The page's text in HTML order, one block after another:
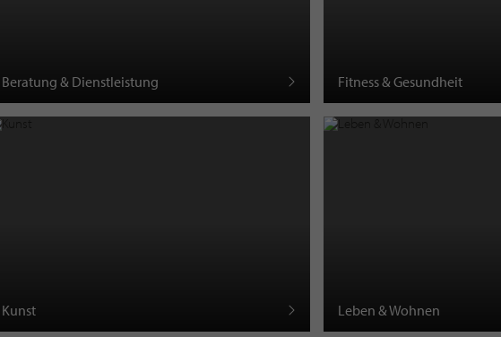
Beratung & Dienstleistung Fitness & Gesundheit
Kunst Leben & Wohnen